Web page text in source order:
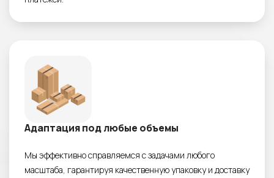
Адаптация под любые объемы
Мы эффективно справляемся с задачами любого
масштаба, гарантируя качественную упаковку и доставку